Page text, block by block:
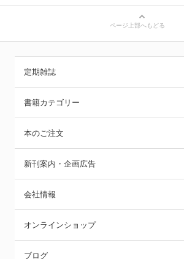
ページ上部へもどる
定期雑誌
書籍カテゴリー
本のご注文
新刊案内・企画広告
会社情報
オンラインショップ
ブログ